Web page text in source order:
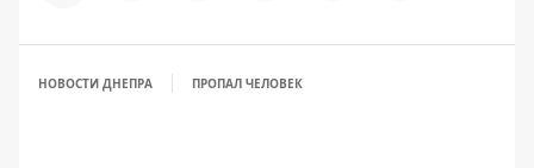
НОВОСТИ ДНЕПРА ПРОПАЛ ЧЕЛОВЕК